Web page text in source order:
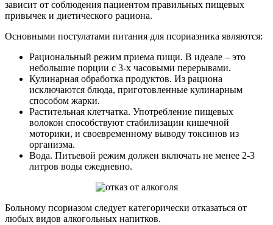
зависит от соблюдения пациентом правильных пищевых
привычек и диетического рациона.
Основными постулатами питания для псориазника являются:
Рациональный режим приема пищи. В идеале – это
небольшие порции с 3-х часовыми перерывами.
Кулинарная обработка продуктов. Из рациона
исключаются блюда, приготовленные кулинарным
способом жарки.
Растительная клетчатка. Употребление пищевых
волокон способствуют стабилизации кишечной
моторики, и своевременному выводу токсинов из
организма.
Вода. Питьевой режим должен включать не менее 2-3
литров воды ежедневно.
Больному псориазом следует категорически отказаться от
любых видов алкогольных напитков.